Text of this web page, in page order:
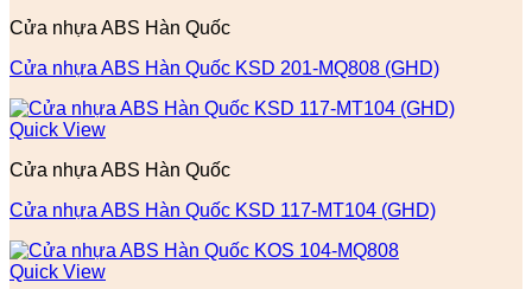
Cửa nhựa ABS Hàn Quốc
Cửa nhựa ABS Hàn Quốc KSD 201-MQ808 (GHD)
Quick View
Cửa nhựa ABS Hàn Quốc
Cửa nhựa ABS Hàn Quốc KSD 117-MT104 (GHD)
Quick View